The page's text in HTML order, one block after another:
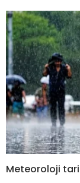
Meteoroloji